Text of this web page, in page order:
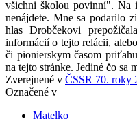
všichni školou povinní". Na
nenájdete. Mne sa podarilo
hlas Drobčekovi
informácií o tejto relácii,
či pionierskym časom
na tejto stránke. Jediné čo
Zverejnené v ČSSR 70. roky
Označené v
Matelko